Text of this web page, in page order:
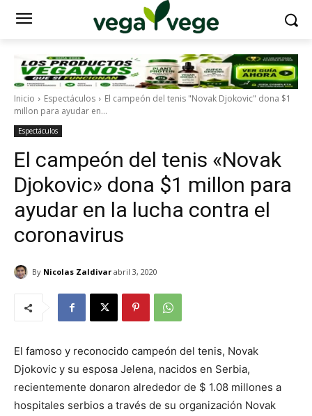
Inicio Espectáculos
El campeón del tenis "Novak Djokovic" dona $1
millon para ayudar en...
Espectáculos
El campeón del tenis «Novak
Djokovic» dona $1 millon para
ayudar en la lucha contra el
coronavirus
By Nicolas Zaldivar abril 3, 2020
El famoso y reconocido campeón del tenis, Novak
Djokovic y su esposa Jelena, nacidos en Serbia,
recientemente donaron alrededor de $ 1.08 millones a
hospitales serbios a través de su organización Novak